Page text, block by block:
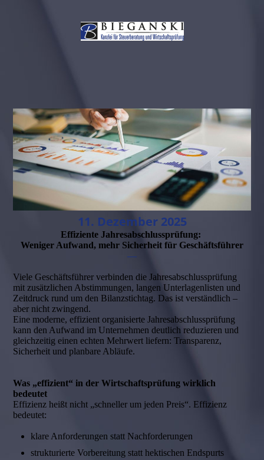
11. Dezember 2025
Effiziente Jahresabschlussprüfung:
Weniger Aufwand, mehr Sicherheit für Geschäftsführer
—
Viele Geschäftsführer verbinden die Jahresabschlussprüfung
mit zusätzlichen Abstimmungen, langen Unterlagenlisten und
Zeitdruck rund um den Bilanzstichtag. Das ist verständlich –
aber nicht zwingend.
Eine moderne, effizient organisierte Jahresabschlussprüfung
kann den Aufwand im Unternehmen deutlich reduzieren und
gleichzeitig einen echten Mehrwert liefern: Transparenz,
Sicherheit und planbare Abläufe.
Was „effizient“ in der Wirtschaftsprüfung wirklich
bedeutet
Effizienz heißt nicht „schneller um jeden Preis“. Effizienz
bedeutet:
klare Anforderungen statt Nachforderungen
strukturierte Vorbereitung statt hektischen Endspurts